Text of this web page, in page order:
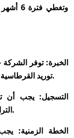
الخبرة: توفر
توريد القرطاسية وخدمات الصيانة، مع إثبات خبرة سابقة.
التسجيل: يجب أن
التراخيص اللازمة للقيام بالأنشطة المطلوبة.
الخطة الزمنية: